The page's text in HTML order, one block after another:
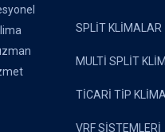
SPLİT KLİMALAR
MULTİ SPLİT
TİCARİ TİP
VRF SİSTEMLERİ